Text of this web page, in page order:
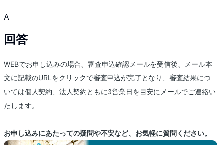
A
回答
WEBでお申し込みの場合、審査申込確認メールを受信後、メール本
文に記載のURLをクリックで審査申込が完了となり、審査結果につ
いては個人契約、法人契約ともに3営業日を目安にメールでご連絡い
たします。
お申し込みにあたっての疑問や不安など、お気軽に質問ください。